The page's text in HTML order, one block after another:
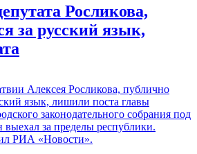
Росликова,
за русский язык,
Алексея Росликова, публично
язык, лишили поста главы
законодательного собрания под
выехал за пределы республики.
РИА «Новости».